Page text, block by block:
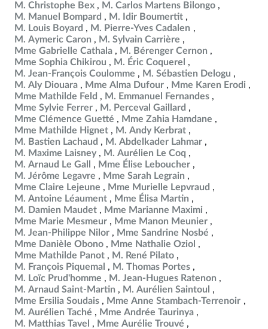
M. Christophe Bex
M. Carlos Martens Bilongo
M. Manuel Bompard
M. Idir Boumertit
M. Louis Boyard
M. Pierre-Yves Cadalen
M. Aymeric Caron
M. Sylvain Carrière
Mme Gabrielle Cathala
M. Bérenger Cernon
Mme Sophia Chikirou
M. Éric Coquerel
M. Jean-François Coulomme
M. Sébastien Delogu
M. Aly Diouara
Mme Alma Dufour
Mme Karen Erodi
Mme Mathilde Feld
M. Emmanuel Fernandes
Mme Sylvie Ferrer
M. Perceval Gaillard
Mme Clémence Guetté
Mme Zahia Hamdane
Mme Mathilde Hignet
M. Andy Kerbrat
M. Bastien Lachaud
M. Abdelkader Lahmar
M. Maxime Laisney
M. Aurélien Le Coq
M. Arnaud Le Gall
Mme Élise Leboucher
M. Jérôme Legavre
Mme Sarah Legrain
Mme Claire Lejeune
Mme Murielle Lepvraud
M. Antoine Léaument
Mme Élisa Martin
M. Damien Maudet
Mme Marianne Maximi
Mme Marie Mesmeur
Mme Manon Meunier
M. Jean-Philippe Nilor
Mme Sandrine Nosbé
Mme Danièle Obono
Mme Nathalie Oziol
Mme Mathilde Panot
M. René Pilato
M. François Piquemal
M. Thomas Portes
M. Loïc Prud'homme
M. Jean-Hugues Ratenon
M. Arnaud Saint-Martin
M. Aurélien Saintoul
Mme Ersilia Soudais
Mme Anne Stambach-Terrenoir
M. Aurélien Taché
Mme Andrée Taurinya
M. Matthias Tavel
Mme Aurélie Trouvé